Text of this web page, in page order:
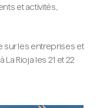
et activités,
sur les entreprises et
Rioja les 21 et 22